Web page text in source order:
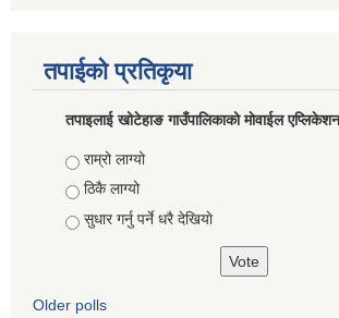
तपाईको प्रतिकृया
तपाइलाई खोटेहाङ गाउँपालिकाको माेवाईल
Choices
राम्रो लाग्यो
ठिकै लाग्यो
सुधार गर्नु पर्ने धरै देखियाे
Older polls